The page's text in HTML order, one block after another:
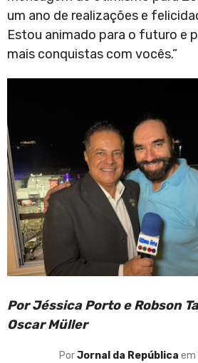
um ano de realizações e
Estou animado para o futuro e
mais conquistas com vocês.”
Por Jéssica Porto e Robson
Oscar Müller
PorJornal da República em